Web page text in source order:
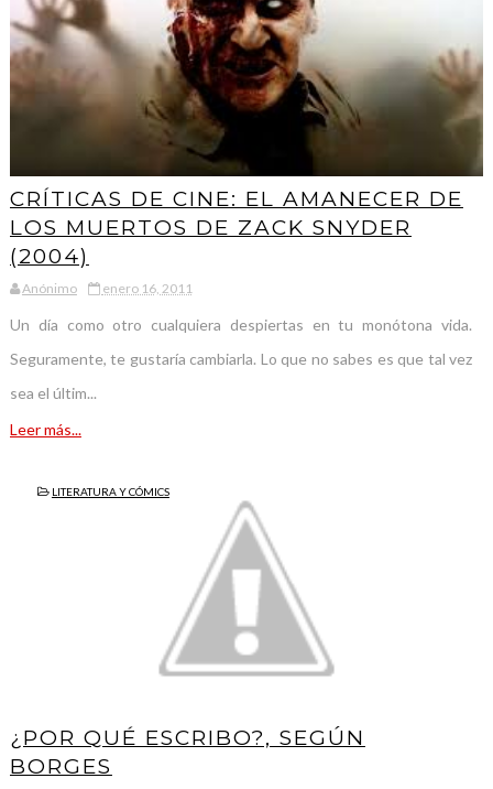
CRÍTICAS DE CINE: EL AMANECER DE
LOS MUERTOS DE ZACK SNYDER
(2004)
Anónimo enero 16, 2011
Un día como otro cualquiera despiertas en tu monótona vida.
Seguramente, te gustaría cambiarla. Lo que no sabes es que tal vez
sea el últim...
Leer más...
LITERATURA Y CÓMICS
¿POR QUÉ ESCRIBO?, SEGÚN
BORGES